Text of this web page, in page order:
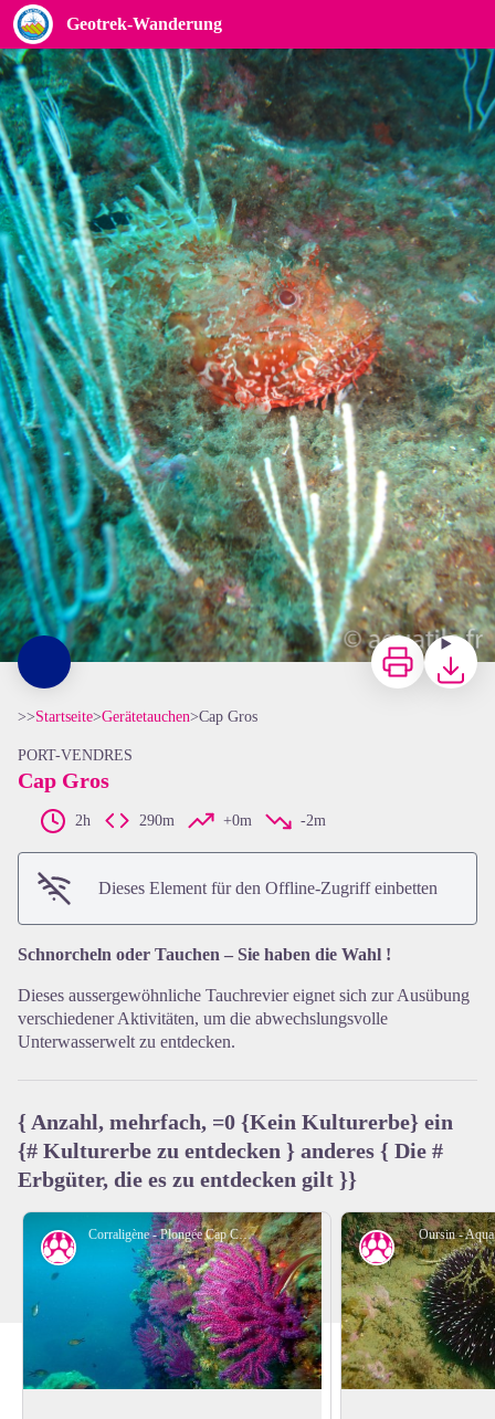
Geotrek-Wanderung
Cap Gros
Chapon - Aquatile
View picture in full screen
Zu drucken
>>Startseite>Gerätetauchen>Cap Gros
PORT-VENDRES
Cap Gros
2h 290m +0m -2m
Dieses Element für den Offline-Zugriff einbetten
Schnorcheln oder Tauchen – Sie haben die Wahl !
Dieses aussergewöhnliche Tauchrevier eignet sich zur Ausübung
verschiedener Aktivitäten, um die abwechslungsvolle
Unterwasserwelt zu entdecken.
{ Anzahl, mehrfach, =0 {Kein Kulturerbe} ein
{# Kulturerbe zu entdecken } anderes { Die #
Erbgüter, die es zu entdecken gilt }}
Corraligène - Plongée Cap Cerbère Oursin -